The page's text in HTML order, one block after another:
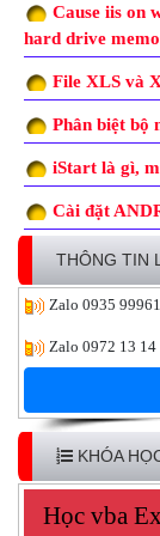
Cause iis on
hard drive
File XLS và
Phân biệt bộ
iStart là gì,
Cài đặt
THÔNG TIN
Zalo 0935
Zalo 0972 13 14
KHÓA
Học vba